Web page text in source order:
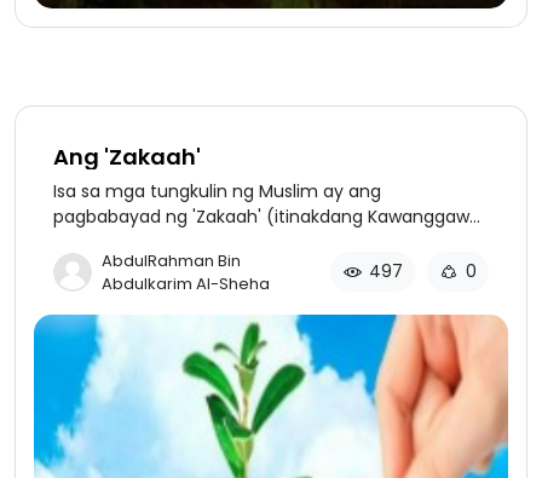
Ang 'Zakaah'
Isa sa mga tungkulin ng Muslim ay ang
pagbabayad ng 'Zakaah' (itinakdang Kawanggawa)
AbdulRahman Bin
Abdulkarim Al-Sheha
497 0